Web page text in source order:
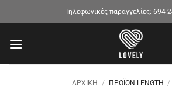
στο
Τηλεφωνικές παραγγελίες: 694
ΑΡΧΙΚΉ / ΠΡΟΪΌΝ LENGTH /